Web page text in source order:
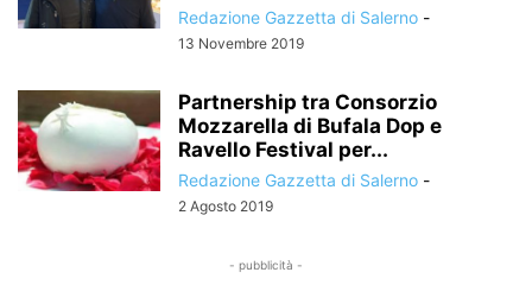
Redazione Gazzetta di Salerno -
13 Novembre 2019
Partnership tra Consorzio
Mozzarella di Bufala Dop e
Ravello Festival per...
Redazione Gazzetta di Salerno -
2 Agosto 2019
- pubblicità -